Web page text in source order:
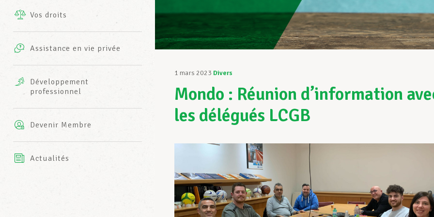
INFO-CENTER
Vos droits
Assistance en vie privée
complémentaires
AXA
Développement
professionnel
Devenir Membre
Actualités
1 mars 2023 Divers
Mondo : Réunion d’information
les délégués LCGB